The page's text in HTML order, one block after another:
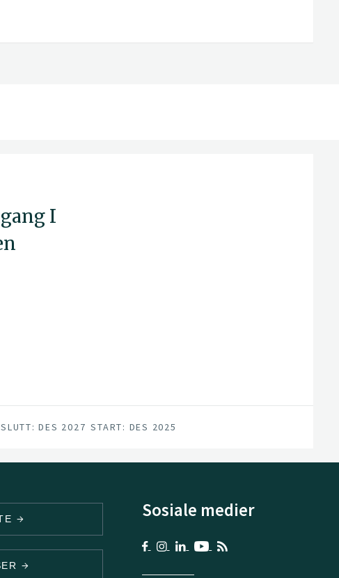
I
SLUTT: DES 2027 START: DES 2025
Sosiale medier